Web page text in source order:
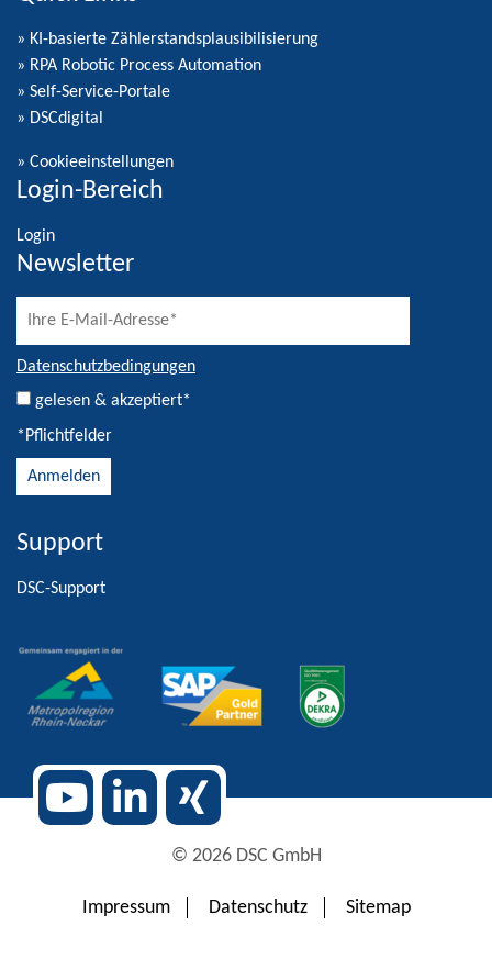
» KI-basierte Zählerstandsplausibilisierung
» RPA Robotic Process Automation
» Self-Service-Portale
» DSCdigital
» Cookieeinstellungen
Login-Bereich
Login
Newsletter
Datenschutzbedingungen
gelesen & akzeptiert*
*Pflichtfelder
Alternative:
Support
DSC-Support
© 2026 DSC GmbH
Impressum Datenschutz Sitemap